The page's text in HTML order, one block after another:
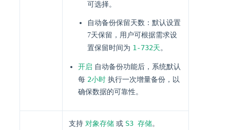
可选择。
自动备份保留天数：默认设置
7天保留，用户可根据需求设
置保留时间为 1-732天。
开启 自动备份功能后，系统默认
每 2小时 执行一次增量备份，以
确保数据的可靠性。
支持 对象存储 或 S3 存储。